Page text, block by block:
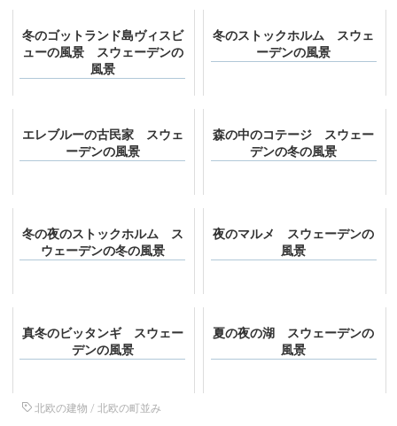
冬のゴットランド島ヴィスビ
ューの風景 スウェーデンの
風景
冬のストックホルム スウェ
ーデンの風景
エレブルーの古民家 スウェ
ーデンの風景
森の中のコテージ スウェー
デンの冬の風景
冬の夜のストックホルム ス
ウェーデンの冬の風景
夜のマルメ スウェーデンの
風景
真冬のビッタンギ スウェー
デンの風景
夏の夜の湖 スウェーデンの
風景
北欧の建物 / 北欧の町並み